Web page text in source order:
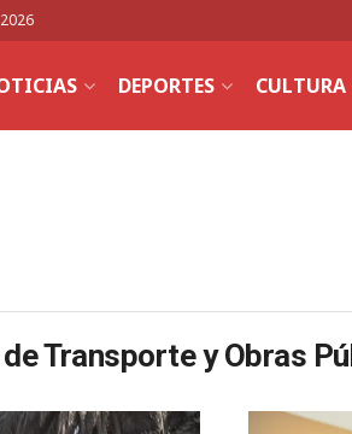
DEPORTES CULTURA
Transporte y Obras